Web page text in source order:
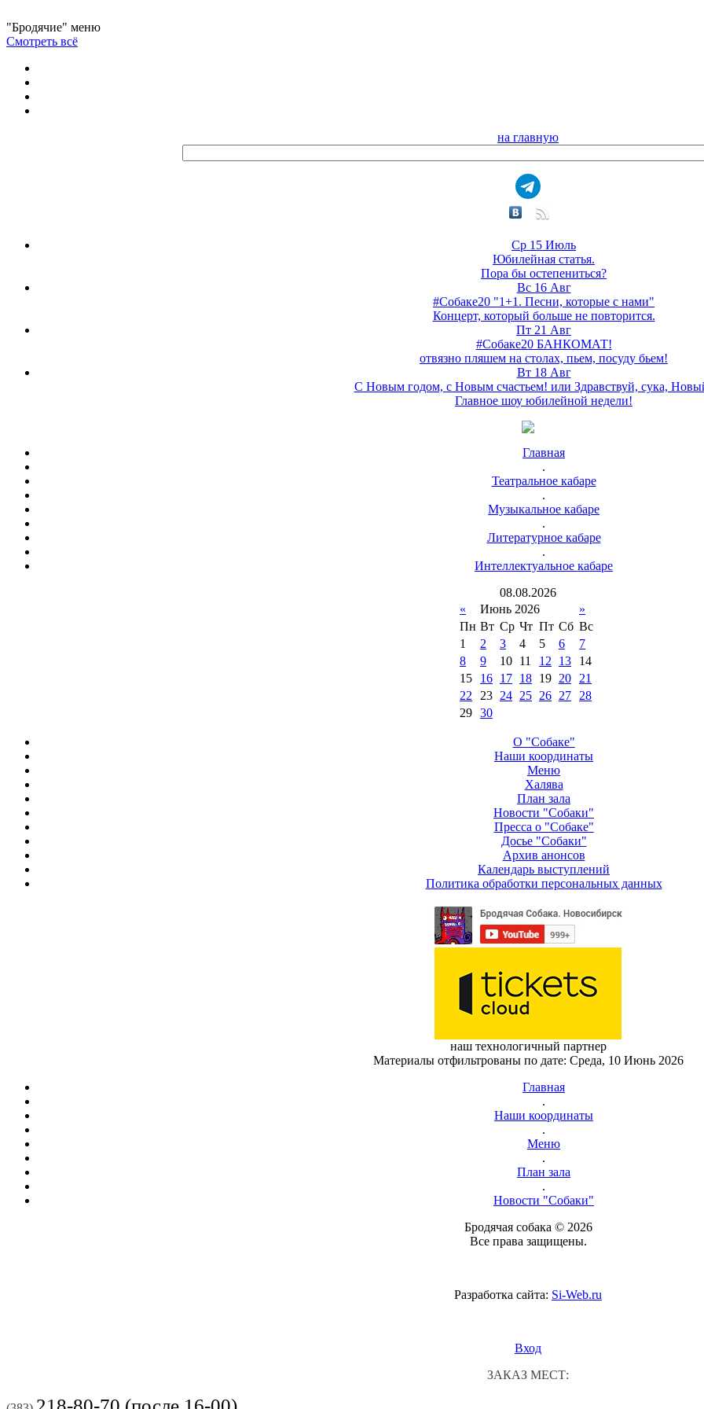
"Бродячие" меню
Смотреть всё
на главную
Ср 15 Июль
Юбилейная статья.
Пора бы остепениться?
Вс 16 Авг
#Собаке20 "1+1. Песни, которые с нами"
Концерт, который больше не повторится.
Пт 21 Авг
#Собаке20 БАНКОМАТ!
отвязно пляшем на столах, пьем, посуду бьем!
Вт 18 Авг
С Новым годом, с Новым счастьем! или Здравствуй, сука,
Главное шоу юбилейной недели!
Главная
.
Театральное кабаре
.
Музыкальное кабаре
.
Литературное кабаре
.
Интеллектуальное кабаре
08.08.2026
«
Июнь 2026
»
Пн Вт Ср Чт Пт Сб Вс
1
2 3 4 5 6
7
8
9 10 11 12 13
14
15
16 17 18 19 20
21
22
23 24 25 26 27
28
29 30
О "Собаке"
Наши координаты
Меню
Халява
План зала
Новости "Собаки"
Пресса о "Собаке"
Досье "Собаки"
Архив анонсов
Календарь выступлений
Политика обработки персональных данных
наш технологичный партнер
Материалы отфильтрованы по дате: Среда, 10 Июнь 2026
Главная
.
Наши координаты
.
Меню
.
План зала
.
Новости "Собаки"
Бродячая собака © 2026
Все права защищены.
Разработка сайта: Si-Web.ru
Вход
ЗАКАЗ МЕСТ: